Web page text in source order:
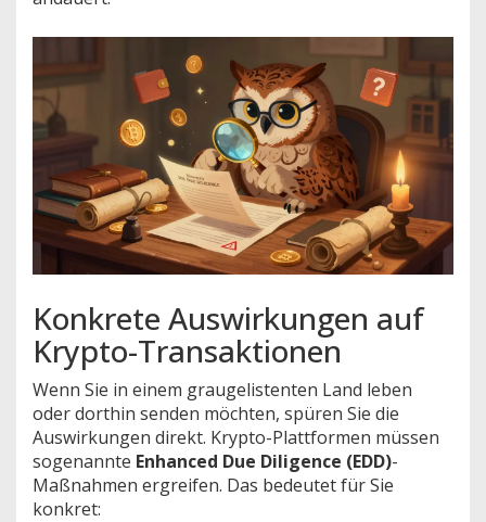
Konkrete Auswirkungen auf
Krypto-Transaktionen
Wenn Sie in einem graugelistenten Land leben
oder dorthin senden möchten, spüren Sie die
Auswirkungen direkt. Krypto-Plattformen müssen
sogenannte Enhanced Due Diligence (EDD)-
Maßnahmen ergreifen. Das bedeutet für Sie
konkret: